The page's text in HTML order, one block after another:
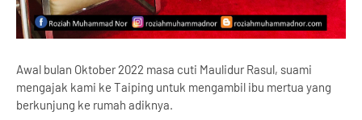
Awal bulan Oktober 2022 masa cuti Maulidur Rasul, suami
mengajak kami ke Taiping untuk mengambil ibu mertua yang
berkunjung ke rumah adiknya.